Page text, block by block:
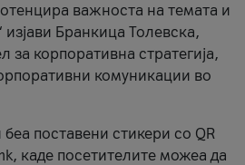
важноста на темата и
изјави Бранкица Толевска,
за корпоративна стратегија,
комуникации во
поставени стикери со QR
каде посетителите можеа да